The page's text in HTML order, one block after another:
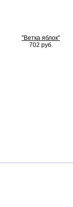
"Ветка яблок"
702 руб.